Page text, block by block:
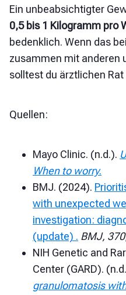
Ein unbeabsichtigter
0,5 bis 1 Kilogramm pro
bedenklich. Wenn das
zusammen mit anderen
solltest du ärztlichen Rat
Quellen:
Mayo Clinic. (n.d.).
When to worry.
BMJ. (2024).
with unexpected
investigation:
(update) . BMJ, 370
NIH Genetic and
Center (GARD).
granulomatosis